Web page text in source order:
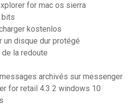
for mac os sierra
bits
kostenlos
un disque dur protégé
la redoute
archivés sur messenger
for retail 4.3 2 windows 10